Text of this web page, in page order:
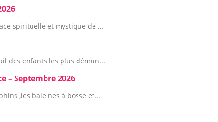
spirituelle et mystique de ...
des enfants les plus démun...
– Septembre 2026
,les baleines à bosse et...